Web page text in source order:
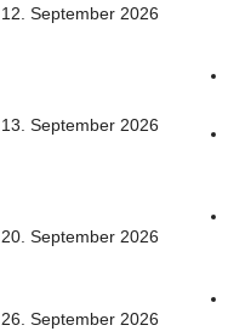
12. September 2026
13. September 2026
20. September 2026
26. September 2026